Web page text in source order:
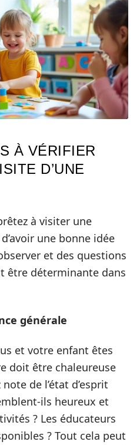
À VÉRIFIER
D’UNE
à visiter une
une bonne idée
et des questions
être déterminante dans
générale
et votre enfant êtes
doit être chaleureuse
de l’état d’esprit
ils heureux et
? Les éducateurs
? Tout cela peut